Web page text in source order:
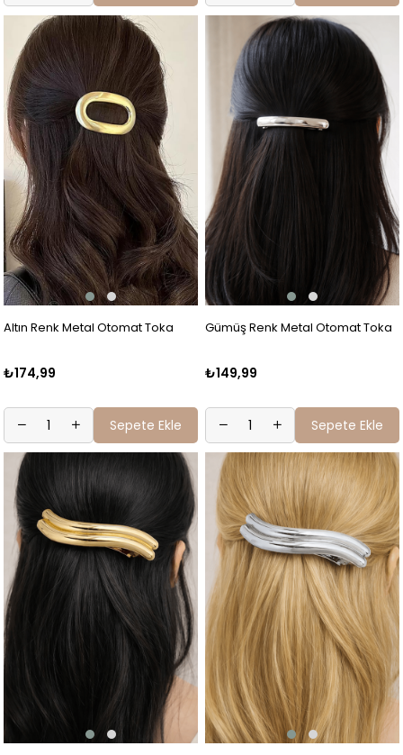
Altın Renk Metal Otomat Toka
₺174,99
Sepete Ekle
Gümüş Renk Metal Otomat Toka
₺149,99
Sepete Ekle